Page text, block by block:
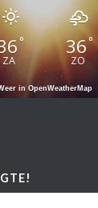
°
ZA
36°
ZO
in OpenWeatherMap